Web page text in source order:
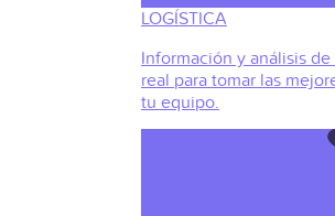
LOGÍSTICA
Información y análisis
real para tomar las
tu equipo.